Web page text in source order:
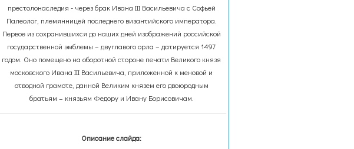
престолонаследия - через брак Ивана III Васильевича с Софьей
Палеолог, племянницей последнего византийского императора.
Первое из сохранившихся до наших дней изображений российской
государственной эмблемы – двуглавого орла – датируется 1497
годом. Оно помещено на оборотной стороне печати Великого князя
московского Ивана III Васильевича, приложенной к меновой и
отводной грамоте, данной Великим князем его двоюродным
братьям – князьям Федору и Ивану Борисовичам.
Описание слайда: